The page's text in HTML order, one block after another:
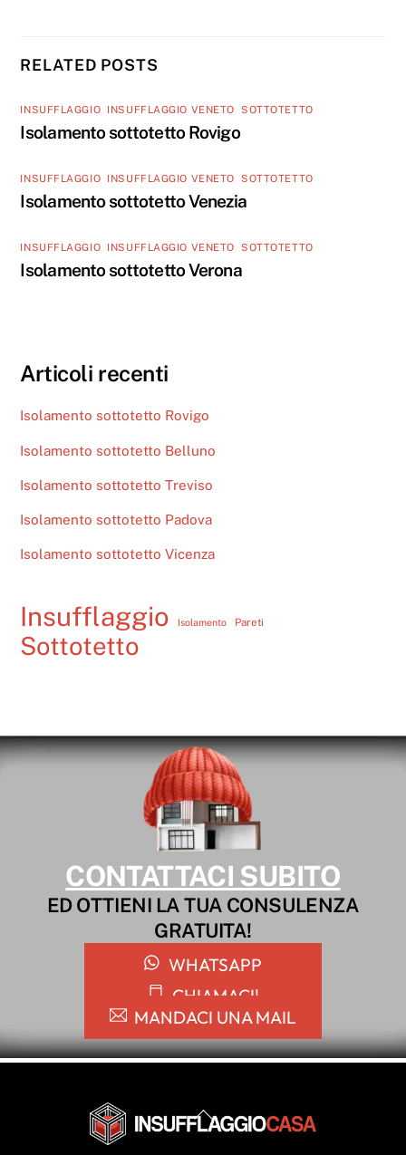
RELATED POSTS
INSUFFLAGGIO INSUFFLAGGIO VENETO ,SOTTOTETTO
Isolamento sottotetto Rovigo
INSUFFLAGGIO INSUFFLAGGIO VENETO ,SOTTOTETTO
Isolamento sottotetto Venezia
INSUFFLAGGIO INSUFFLAGGIO VENETO ,SOTTOTETTO
Isolamento sottotetto Verona
Articoli recenti
Isolamento sottotetto Rovigo
Isolamento sottotetto Belluno
Isolamento sottotetto Treviso
Isolamento sottotetto Padova
Isolamento sottotetto Vicenza
Insufflaggio Isolamento Pareti
Sottotetto
CONTATTACI SUBITO
ED OTTIENI LA TUA CONSULENZA
GRATUITA!
WHATSAPP
CHIAMACI!
MANDACI UNA MAIL
Back
To